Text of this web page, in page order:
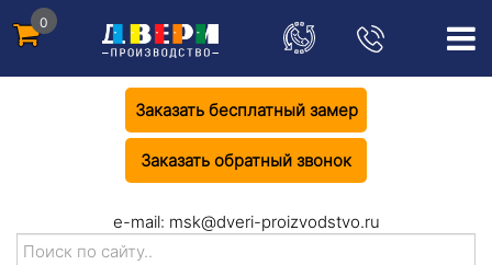
0
Заказать бесплатный замер
Заказать обратный звонок
e-mail: msk@dveri-proizvodstvo.ru